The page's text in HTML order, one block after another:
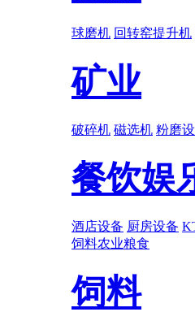
球磨机 回转窑提升机
矿业
破碎机 磁选机 粉磨
餐饮娱
酒店设备 厨房设备
饲料农业粮食
饲料